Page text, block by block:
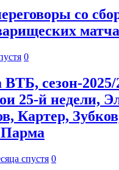
со
0
сезон-2025/
25-й недели,
Картер,
спустя 0